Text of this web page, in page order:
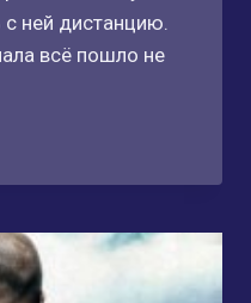
ней дистанцию.
всё пошло не